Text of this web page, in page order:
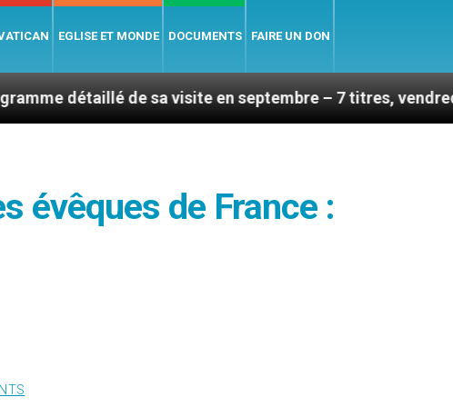
EGLISE ET MONDE DOCUMENTS FAIRE UN DON
de sa visite en septembre – 7 titres, vendredi 7 août 2026
évêques de France :